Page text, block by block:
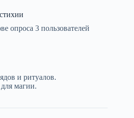
опроса 3 пользователей
и ритуалов.
магии.